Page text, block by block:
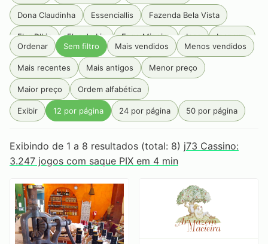
Dona Claudinha Essenciallis Fazenda Bela Vista
Flor D'Liz Flor de Liz Fogo Mineiro Inca Ipanema
Jamming JC palheiros Luiz Porto Mangarosa
Maria Maria Olibi Palazzo Tabacum Pé Da Mata
Primeira Estrada Produtos Goa Rainbow RAW
Rocca Sabarabuçu Santa Rosa Seival
Serra da Campanha Serra Do Condado
Serra Do Papagaio Serra dos Garcias
Tabaquito Terras de Aiuru Unique
Vale do Jacu Zélia
Ordenar Sem filtro Mais vendidos Menos vendidos
Mais recentes Mais antigos Menor preço
Maior preço Ordem alfabética
Exibir 12 por página 24 por página 50 por página
Exibindo de 1 a 8 resultados (total: 8) j73 Cassino:
3.247 jogos com saque PIX em 4 min